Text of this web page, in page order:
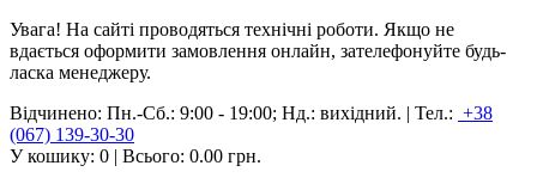
Увага! На сайті проводяться технічні роботи. Якщо не
вдається оформити замовлення онлайн, зателефонуйте будь-
ласка менеджеру.
Відчинено: Пн.-Сб.: 9:00 - 19:00; Нд.: вихідний. | Тел.: +38
(067) 139-30-30
У кошику: 0 | Всього: 0.00 грн.